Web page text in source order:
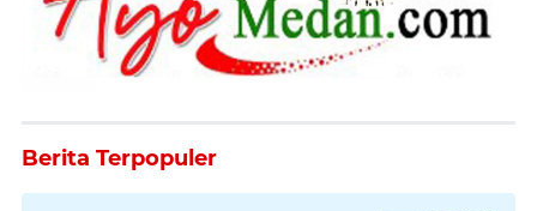
Berita Terpopuler